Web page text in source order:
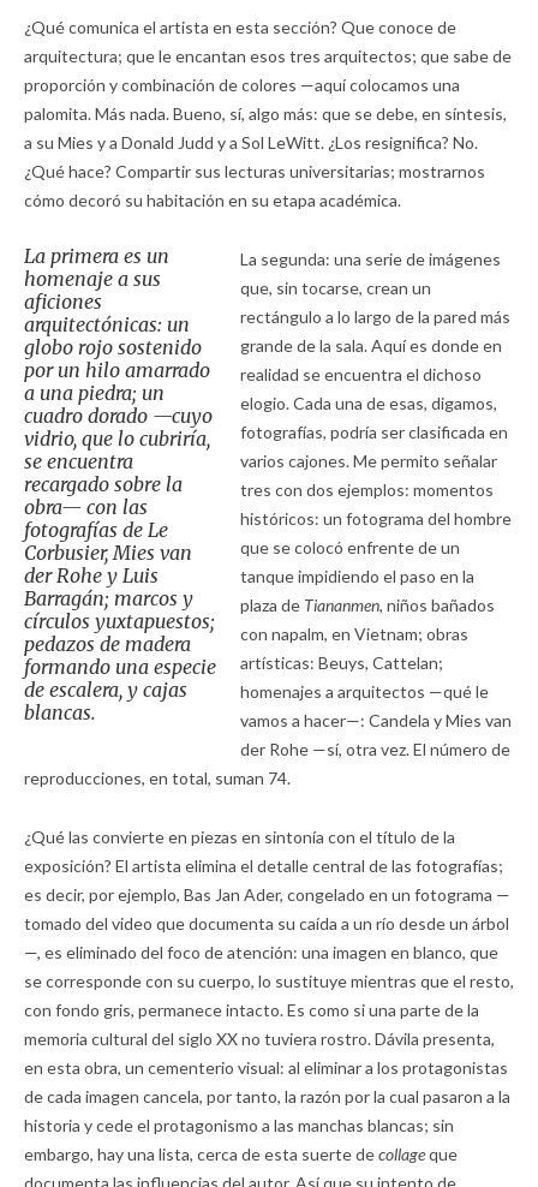
¿Qué comunica el artista en esta sección? Que conoce de
arquitectura; que le encantan esos tres arquitectos; que sabe de
proporción y combinación de colores —aquí colocamos una
palomita. Más nada. Bueno, sí, algo más: que se debe, en síntesis,
a su Mies y a Donald Judd y a Sol LeWitt. ¿Los resignifica? No.
¿Qué hace? Compartir sus lecturas universitarias; mostrarnos
cómo decoró su habitación en su etapa académica.
La primera es un
homenaje a sus
aficiones
arquitectónicas: un
globo rojo sostenido
por un hilo amarrado
a una piedra; un
cuadro dorado —cuyo
vidrio, que lo cubriría,
se encuentra
recargado sobre la
obra— con las
fotografías de Le
Corbusier, Mies van
der Rohe y Luis
Barragán; marcos y
círculos yuxtapuestos;
pedazos de madera
formando una especie
de escalera, y cajas
blancas.
La segunda: una serie de imágenes
que, sin tocarse, crean un
rectángulo a lo largo de la pared más
grande de la sala. Aquí es donde en
realidad se encuentra el dichoso
elogio. Cada una de esas, digamos,
fotografías, podría ser clasificada en
varios cajones. Me permito señalar
tres con dos ejemplos: momentos
históricos: un fotograma del hombre
que se colocó enfrente de un
tanque impidiendo el paso en la
plaza de Tiananmen, niños bañados
con napalm, en Vietnam; obras
artísticas: Beuys, Cattelan;
homenajes a arquitectos —qué le
vamos a hacer—: Candela y Mies van
der Rohe —sí, otra vez. El número de
reproducciones, en total, suman 74.
¿Qué las convierte en piezas en sintonía con el título de la
exposición? El artista elimina el detalle central de las fotografías;
es decir, por ejemplo, Bas Jan Ader, congelado en un fotograma —
tomado del video que documenta su caída a un río desde un árbol
—, es eliminado del foco de atención: una imagen en blanco, que
se corresponde con su cuerpo, lo sustituye mientras que el resto,
con fondo gris, permanece intacto. Es como si una parte de la
memoria cultural del siglo XX no tuviera rostro. Dávila presenta,
en esta obra, un cementerio visual: al eliminar a los protagonistas
de cada imagen cancela, por tanto, la razón por la cual pasaron a la
historia y cede el protagonismo a las manchas blancas; sin
embargo, hay una lista, cerca de esta suerte decollageque
documenta las influencias del autor. Así que su intento de